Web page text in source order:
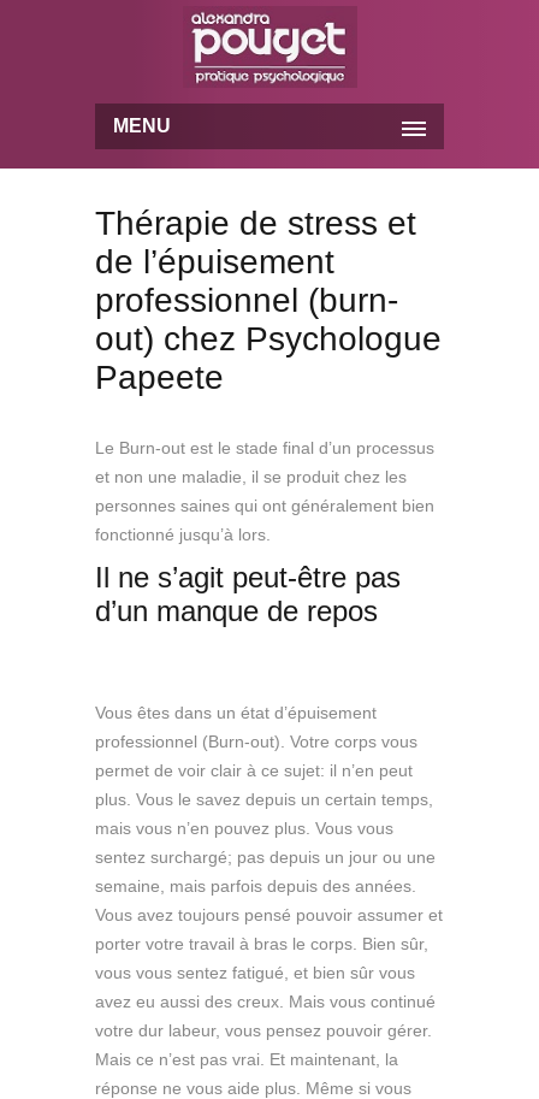
MENU
Thérapie de stress et
de l’épuisement
professionnel (burn-
out) chez Psychologue
Papeete
Le Burn-out est le stade final d’un processus
et non une maladie, il se produit chez les
personnes saines qui ont généralement bien
fonctionné jusqu’à lors.
Il ne s’agit peut-être pas
d’un manque de repos
Vous êtes dans un état d’épuisement
professionnel (Burn-out). Votre corps vous
permet de voir clair à ce sujet: il n’en peut
plus. Vous le savez depuis un certain temps,
mais vous n’en pouvez plus. Vous vous
sentez surchargé; pas depuis un jour ou une
semaine, mais parfois depuis des années.
Vous avez toujours pensé pouvoir assumer et
porter votre travail à bras le corps. Bien sûr,
vous vous sentez fatigué, et bien sûr vous
avez eu aussi des creux. Mais vous continué
votre dur labeur, vous pensez pouvoir gérer.
Mais ce n’est pas vrai. Et maintenant, la
réponse ne vous aide plus. Même si vous